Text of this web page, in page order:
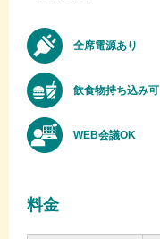
全席電源あり
飲食物持ち込み可
WEB会議OK
料金